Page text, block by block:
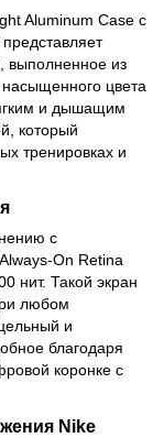
Aluminum Case с
выполненное из
насыщенного цвета
и дышащим
который
тренировках и
с
On Retina
нит. Такой экран
любом
и
благодаря
коронке с
Nike